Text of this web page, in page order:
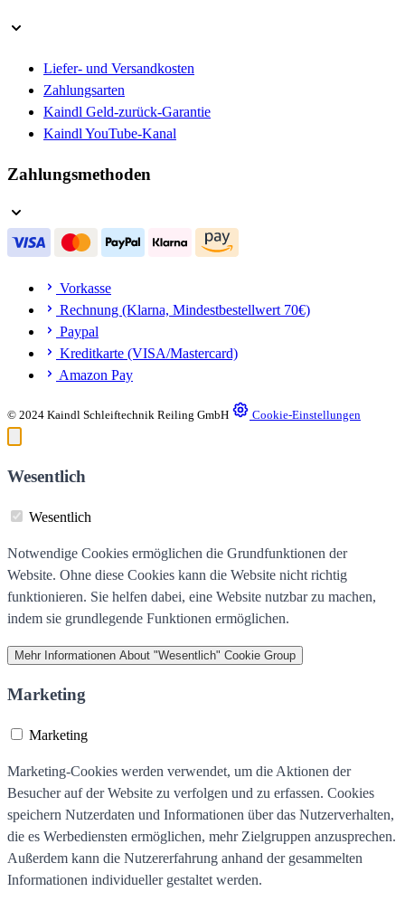
Liefer- und Versandkosten
Zahlungsarten
Kaindl Geld-zurück-Garantie
Kaindl YouTube-Kanal
Zahlungsmethoden
Vorkasse
Rechnung (Klarna, Mindestbestellwert 70€)
Paypal
Kreditkarte (VISA/Mastercard)
Amazon Pay
© 2024 Kaindl Schleiftechnik Reiling GmbH Cookie-Einstellungen
Wesentlich
Wesentlich
Notwendige Cookies ermöglichen die Grundfunktionen der
Website. Ohne diese Cookies kann die Website nicht richtig
funktionieren. Sie helfen dabei, eine Website nutzbar zu machen,
indem sie grundlegende Funktionen ermöglichen.
Mehr Informationen About "Wesentlich" Cookie Group
Marketing
Marketing
Marketing-Cookies werden verwendet, um die Aktionen der
Besucher auf der Website zu verfolgen und zu erfassen. Cookies
speichern Nutzerdaten und Informationen über das Nutzerverhalten,
die es Werbediensten ermöglichen, mehr Zielgruppen anzusprechen.
Außerdem kann die Nutzererfahrung anhand der gesammelten
Informationen individueller gestaltet werden.